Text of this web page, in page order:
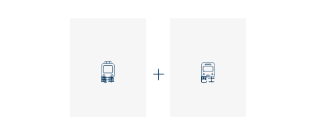
電車 巴士